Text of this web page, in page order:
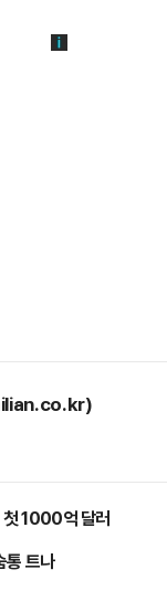
첫 1000억 달러
통 트나